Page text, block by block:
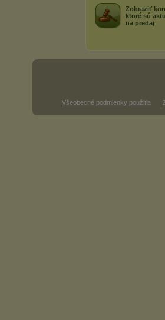
Zobraziť
ktoré sú
na predaj
Všeobecné podmienky použitia